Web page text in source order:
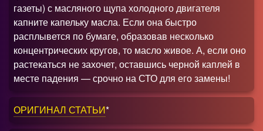
газеты) с масляного щупа холодного двигателя
капните капельку масла. Если она быстро
расплывется по бумаге, образовав несколько
концентрических кругов, то масло живое. А, если оно
растекаться не захочет, оставшись черной каплей в
месте падения — срочно на СТО для его замены!
ОРИГИНАЛ СТАТЬИ*